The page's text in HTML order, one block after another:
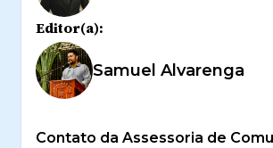
Editor(a):
Samuel Alvarenga
Contato da Assessoria de